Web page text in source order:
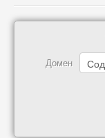
Домен